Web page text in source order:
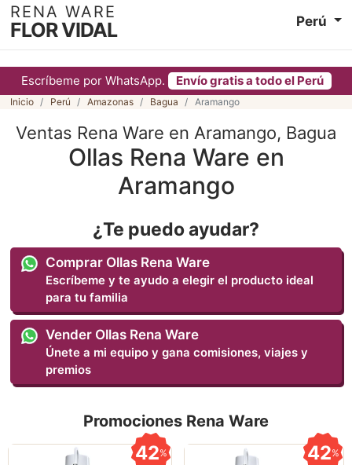
Escríbeme por WhatsApp. Envío gratis a todo el Perú
RENA WARE
FLOR VIDAL Perú
Inicio Perú Amazonas Bagua Aramango
Ventas Rena Ware en Aramango, Bagua
Ollas Rena Ware en
Aramango
¿Te puedo ayudar?
Comprar Ollas Rena Ware
Escríbeme y te ayudo a elegir el producto ideal
para tu familia
Vender Ollas Rena Ware
Únete a mi equipo y gana comisiones, viajes y
premios
Promociones Rena Ware
42% 42%